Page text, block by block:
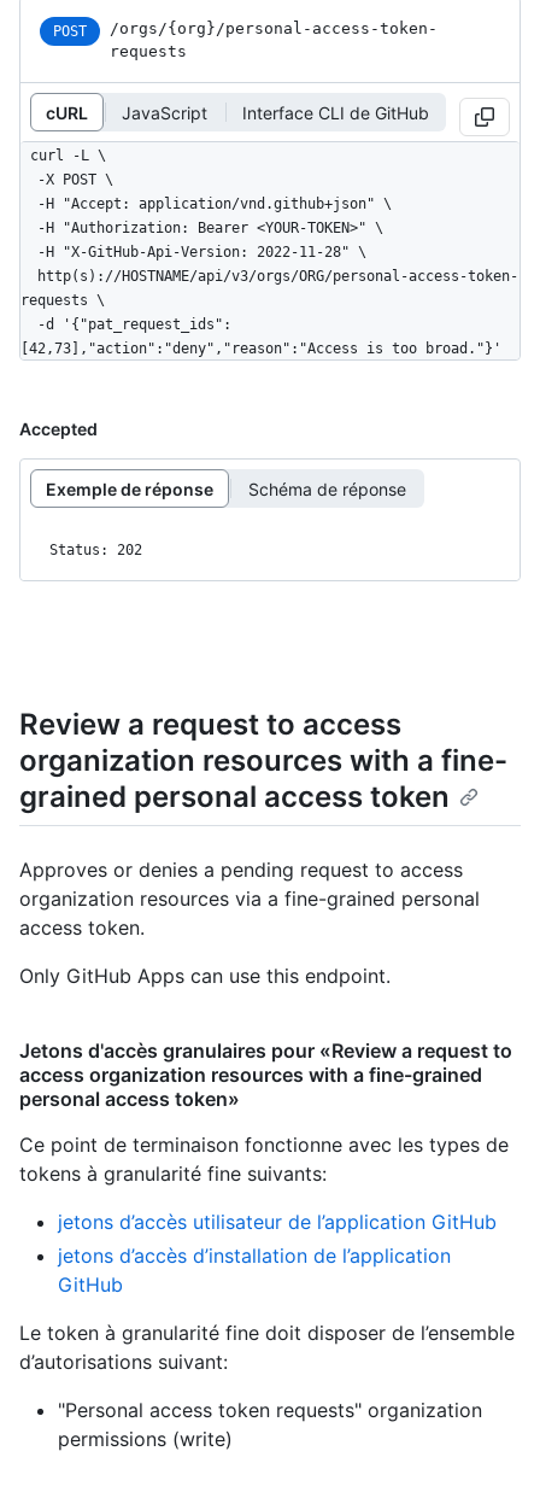
POST /orgs/{org}/personal-access-token-
requests
cURL JavaScript Interface CLI de GitHub
curl -L \
requests \
[42,73],"action":"deny","reason":"Access is too broad."}'
Accepted
Exemple de réponse Schéma de réponse
Status: 202
Review a request to access
organization resources with a fine-
grained personal access token
Approves or denies a pending request to access
organization resources via a fine-grained personal
access token.
Only GitHub Apps can use this endpoint.
Jetons d'accès granulaires pour «Review a request to
access organization resources with a fine-grained
personal access token»
Ce point de terminaison fonctionne avec les types de
tokens à granularité fine suivants:
jetons d’accès utilisateur de l’application GitHub
jetons d’accès d’installation de l’application
GitHub
Le token à granularité fine doit disposer de l’ensemble
d’autorisations suivant:
"Personal access token requests" organization
permissions (write)